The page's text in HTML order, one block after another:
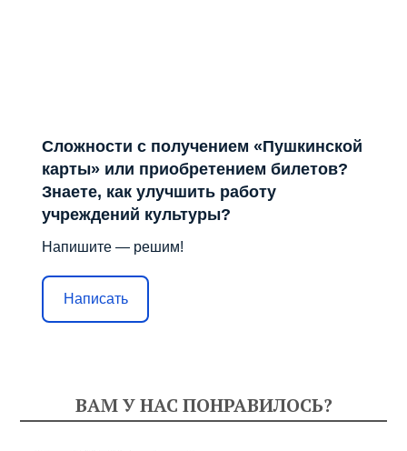
Сложности с получением «Пушкинской
карты» или приобретением билетов?
Знаете, как улучшить работу
учреждений культуры?
Напишите — решим!
Написать
ВАМ У НАС ПОНРАВИЛОСЬ?